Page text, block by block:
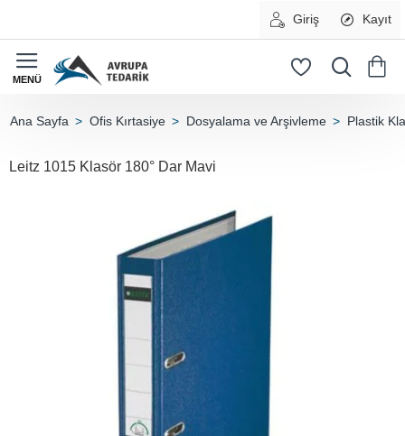
Giriş Kayıt
Ofis Kırtasiye Dosyalama ve Arşivleme Plastik
Leitz 1015 Klasör 180° Dar Mavi